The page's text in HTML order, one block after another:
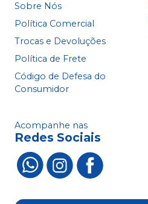
Sobre Nós
Política Comercial
Trocas e Devoluções
Política de Frete
Código de Defesa do
Consumidor
Acompanhe nas
Redes Sociais